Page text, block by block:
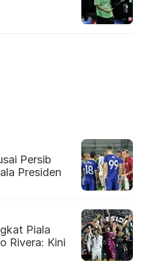
Persib
Presiden
Piala
Rivera: Kini